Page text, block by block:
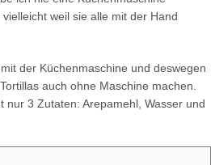
weil sie alle mit der Hand
der Küchenmaschine und deswegen
auch ohne Maschine machen.
nur 3 Zutaten: Arepamehl, Wasser und